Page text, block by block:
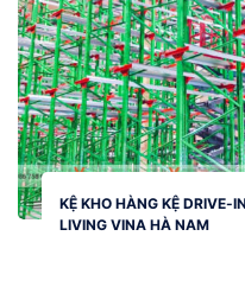
KỆ KHO HÀNG KỆ DRIVE-
LIVING VINA HÀ NAM